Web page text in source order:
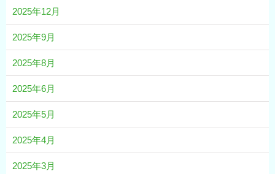
2025年12月
2025年9月
2025年8月
2025年6月
2025年5月
2025年4月
2025年3月